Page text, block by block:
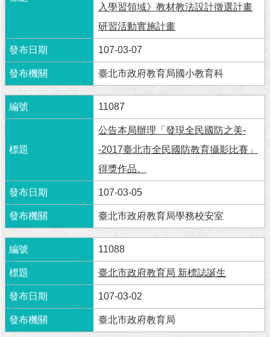
聞
澄
清
語
詞
台
通
陳
情
統
公
民
參
專
入學習領域》教材教法設計徵選計畫
研習活動實施計畫
107-03-07
臺北市政府教育局國小教育科
11087
公告本局辦理「發現全民國防之美-
-2017臺北市全民國防教育攝影比賽」
得獎作品。
107-03-05
臺北市政府教育局學務校安室
11088
臺北市政府教育局 新標誌誕生
107-03-02
臺北市政府教育局